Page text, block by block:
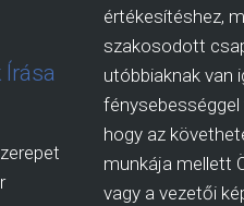
Írása
értékesítéshez,
szakosodott
utóbbiaknak van
hogy az
munkája mellett
vagy a vezetői